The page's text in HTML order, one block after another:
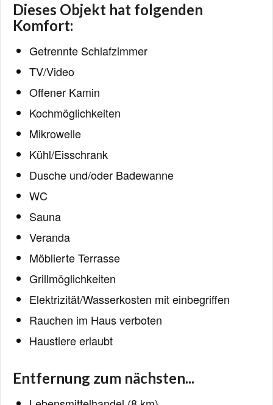
Dieses Objekt hat folgenden
Komfort:
Getrennte Schlafzimmer
TV/Video
Offener Kamin
Kochmöglichkeiten
Mikrowelle
Kühl/Eisschrank
Dusche und/oder Badewanne
WC
Sauna
Veranda
Möblierte Terrasse
Grillmöglichkeiten
Elektrizität/Wasserkosten mit einbegriffen
Rauchen im Haus verboten
Haustiere erlaubt
Entfernung zum nächsten...